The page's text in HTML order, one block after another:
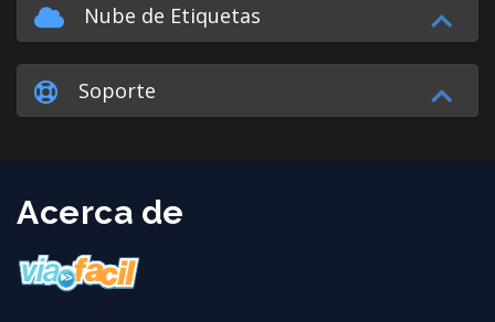
Nube de Etiquetas
Soporte
Acerca de